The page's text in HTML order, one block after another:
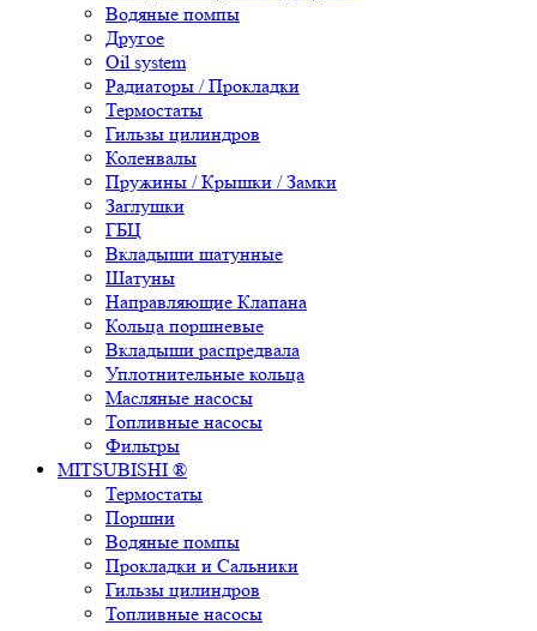
Водяные помпы
Другое
Oil system
Радиаторы / Прокладки
Термостаты
Гильзы цилиндров
Коленвалы
Пружины / Крышки / Замки
Заглушки
ГБЦ
Вкладыши шатунные
Шатуны
Направляющие Клапана
Кольца поршневые
Вкладыши распредвала
Уплотнительные кольца
Масляные насосы
Топливные насосы
Фильтры
MITSUBISHI ®
Термостаты
Поршни
Водяные помпы
Прокладки и Сальники
Гильзы цилиндров
Топливные насосы